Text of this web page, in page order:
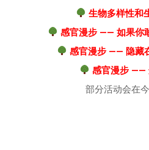
生物多样性和
感官漫步 —— 如果你
感官漫步 —— 隐藏
感官漫步 ——
部分活动会在